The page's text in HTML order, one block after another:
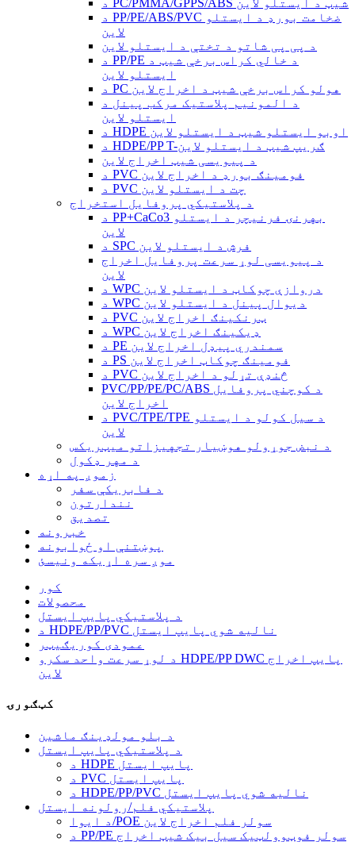
د PC/PMMA/GPPS/ABS شیټ د ایستلو لاین
د PP/PE/ABS/PVC ضخامت بورډ د ایستلو
لاین
د پی پی شاتو د تختې د ایستلو لاین
د PP/PE د خالي کراس برخې شیټ د
ایستلو لاین
د PC هولو کراس برخې شیټ د اخراج لاین
د المونیم پلاستیک مرکب پینل د
ایستلو لاین
د HDPE اوبو ایستلو شیټ د ایستلو لاین
د HDPE/PP T-ګریپ شیټ د ایستلو لاین
د پیویسی شیټ اخراج لاین
د PVC فومینګ بورډ د اخراج لاین
د PVC چت د ایستلو لاین
د پلاستيکي پروفایل استخراج
د PP+CaCo3 بهرنۍ فرنیچر د ایستلو
لاین
د SPC فرش د ایستلو لاین
د پیویسی لوړ سرعت پروفایل اخراج
لاین
د WPC دروازې چوکاټ د ایستلو لاین
د WPC دیوال پینل د ایستلو لاین
د PVC ټرنکینګ اخراج لاین
د WPC ډیکینګ اخراج لاین
د PE سمندري پیډل اخراج لاین
د PS فومینګ چوکاټ اخراج لاین
د PVC څنډې تړلو د اخراج لاین
PVC/PP/PE/PC/ABS د کوچني پروفایل
اخراج لاین
د PVC/TPE/TPE د سیل کولو د ایستلو
لاین
د نبض جوړولو هوښیار تجهیزاتو میټریکس
د مهر ډکول
زموږ په اړه
د فابریکې سفر
نندارتون
تصدیق
خبرونه
پوښتنې او ځوابونه
موږ سره اړیکه ونیسئ
کور
محصولات
د پلاستيکي پایپ ایستل
د HDPE/PP/PVC نالیه شوي پایپ ایستل
عمودی کوریګیټر
د لوړ سرعت واحد سکرو HDPE/PP DWC پایپ اخراج
لاین
کټګورۍ
د بلو مولډینګ ماشین
د پلاستيکي پایپ ایستل
د HDPE پایپ ایستل
د PVC پایپ ایستل
د HDPE/PP/PVC نالیه شوي پایپ ایستل
پلاستيکي فلم/رولونه ایستل
د ایوا/POE سولر فلم اخراج لاین
د PP/PE سولر فوټوولټیک سیل بیک شیټ اخراج